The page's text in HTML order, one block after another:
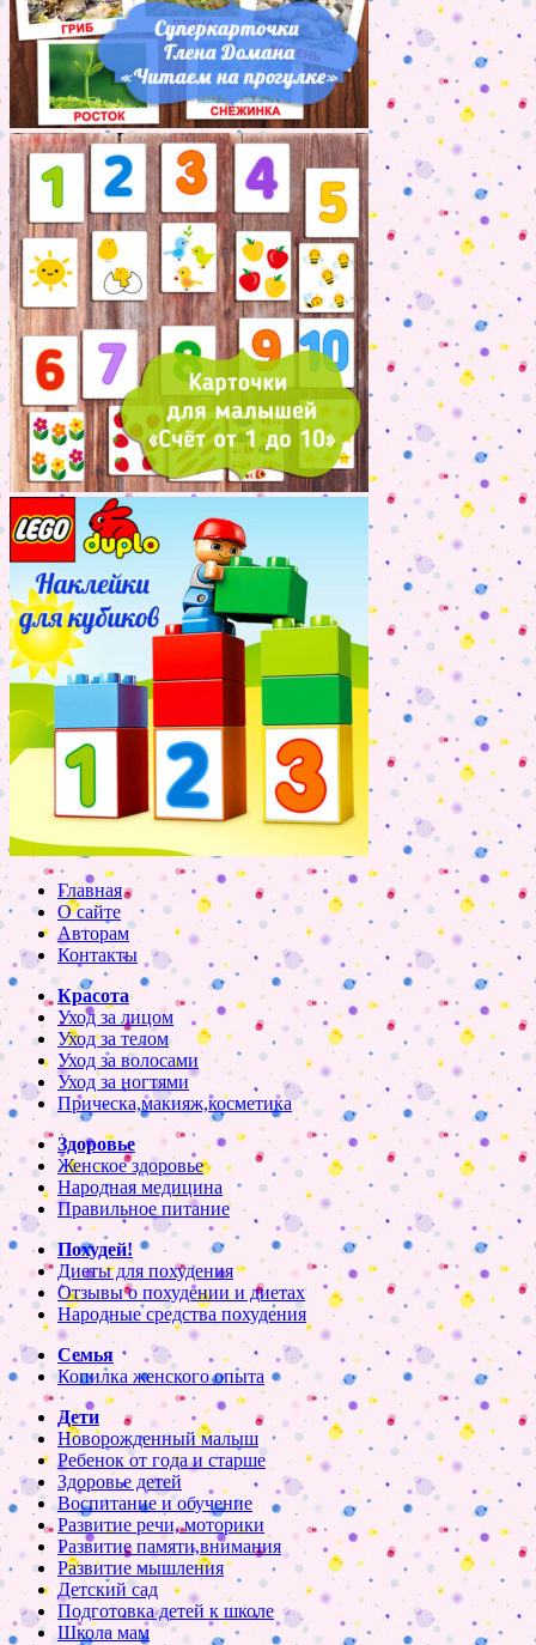
Главная
О сайте
Авторам
Контакты
Красота
Уход за лицом
Уход за телом
Уход за волосами
Уход за ногтями
Прическа,макияж,косметика
Здоровье
Женское здоровье
Народная медицина
Правильное питание
Похудей!
Диеты для похудения
Отзывы о похудении и диетах
Народные средства похудения
Семья
Копилка женского опыта
Дети
Новорожденный малыш
Ребенок от года и старше
Здоровье детей
Воспитание и обучение
Развитие речи, моторики
Развитие памяти,внимания
Развитие мышления
Детский сад
Подготовка детей к школе
Школа мам